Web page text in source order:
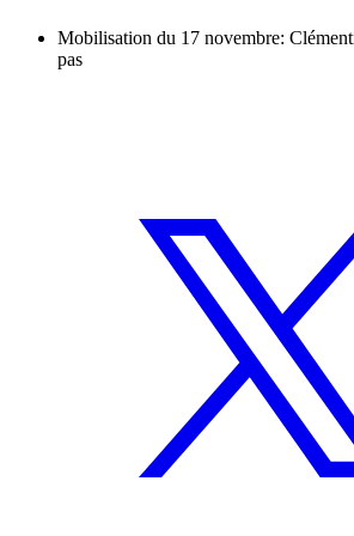
Mobilisation du 17 novembre:
pas